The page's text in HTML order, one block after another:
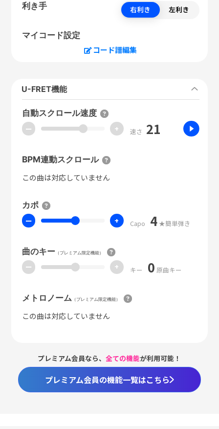
利き手 右利き 左利き
マイコード設定
コード譜編集
U-FRET機能
自動スクロール速度
ー + 速さ 21
BPM連動スクロール
この曲は対応していません
カポ
ー + Capo 4 ★簡単弾き
曲のキー（プレミアム限定機能）
ー + キー 0 原曲キー
メトロノーム （プレミアム限定機能）
この曲は対応していません
プレミアム会員なら、全ての機能が利用可能！
プレミアム会員の機能一覧はこちら